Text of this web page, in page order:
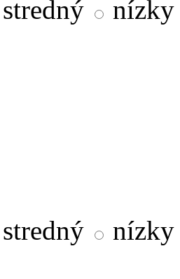
stredný
nízky
stredný
nízky